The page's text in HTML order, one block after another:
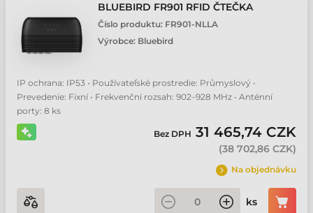
BLUEBIRD FR901 RFID ČTEČKA
Číslo produktu: FR901-NLLA
Výrobce: Bluebird
IP ochrana: IP53 • Používateľské prostredie: Průmyslový •
Prevedenie: Fixní • Frekvenční rozsah: 902–928 MHz • Anténní
porty: 8 ks
Bez DPH 31 465,74 CZK
(38 702,86 CZK)
Na objednávku
ks